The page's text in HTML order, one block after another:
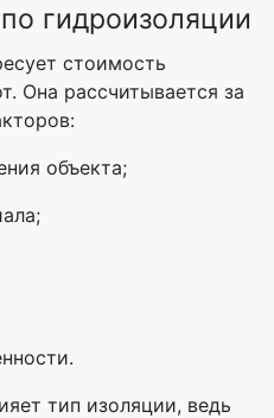
гидроизоляции
стоимость
Она рассчитывается за
объекта;
тип изоляции, ведь